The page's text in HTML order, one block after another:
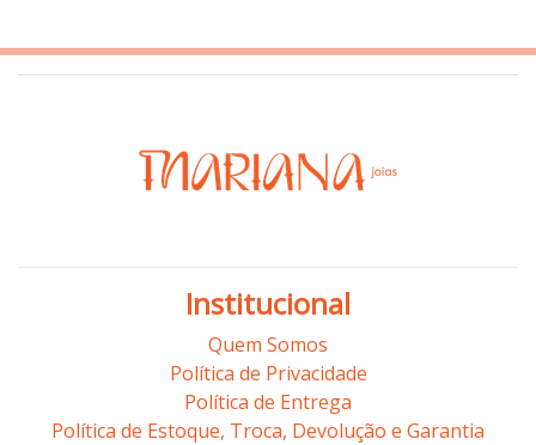
Institucional
Quem Somos
Política de Privacidade
Política de Entrega
Política de Estoque, Troca, Devolução e Garantia